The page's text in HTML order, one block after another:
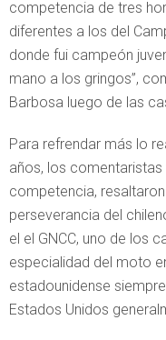
competencia de tres
diferentes a los del
donde fui campeón
mano a los gringos”,
Barbosa luego de las
Para refrendar más lo
años, los
competencia,
perseverancia del
el el GNCC, uno de los
especialidad del moto
estadounidense
Estados Unidos